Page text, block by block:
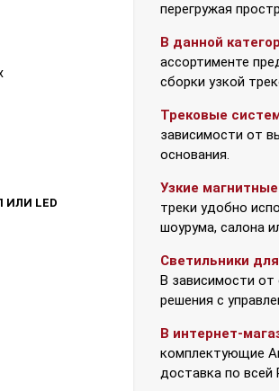
перегружая
В данной
ассортименте
сборки узкой
Трековые
зависимости от
основания.
Узкие
треки удобно
шоурума, салона
Светильники
В зависимости от
решения с
В интернет-
комплектующие
доставка по
LED